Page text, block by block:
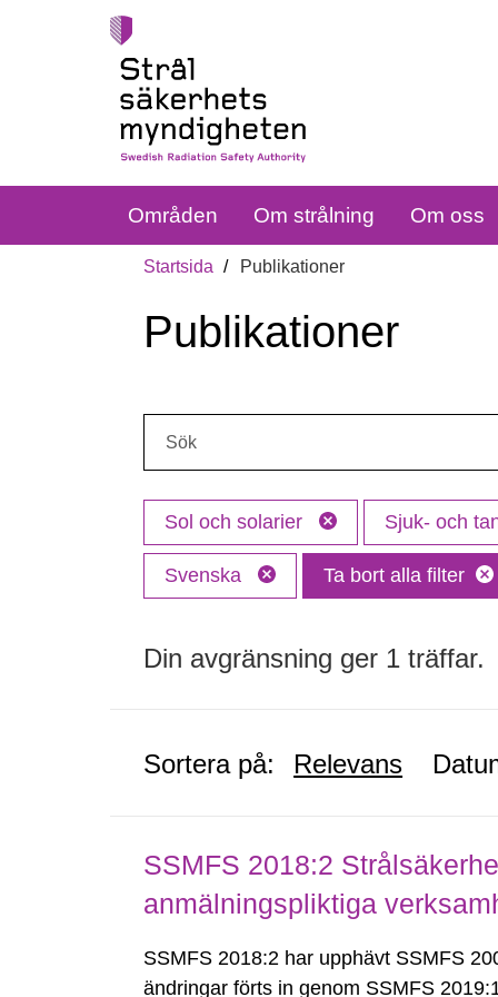
Områden Om strålning Om oss
Startsida Publikationer
Publikationer
Sol och solarier Sjuk- och
Svenska Ta bort alla filter
Din avgränsning ger 1 träffar.
Sortera på: Relevans
SSMFS 2018:2
anmälningspliktiga
SSMFS 2018:2 har upphävt SSMFS
ändringar förts in genom SSMFS